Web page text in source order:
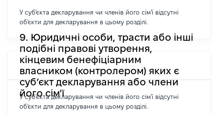
У суб'єкта декларування чи членів його сім'ї відсутні
об'єкти для декларування в цьому розділі.
9. Юридичні особи, трасти або інші
подібні правові утворення,
кінцевим бенефіціарним
власником (контролером) яких є
суб’єкт декларування або члени
його сім'ї
У суб'єкта декларування чи членів його сім'ї відсутні
об'єкти для декларування в цьому розділі.